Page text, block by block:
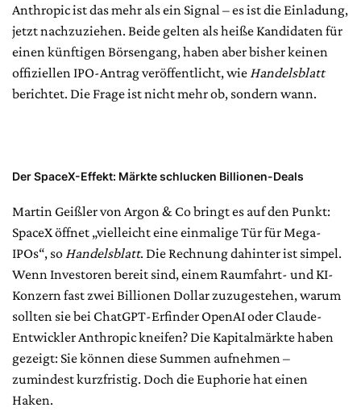
Anthropic ist das mehr als ein Signal – es ist die Einladung,
jetzt nachzuziehen. Beide gelten als heiße Kandidaten für
einen künftigen Börsengang, haben aber bisher keinen
offiziellen IPO-Antrag veröffentlicht, wie Handelsblatt
berichtet. Die Frage ist nicht mehr ob, sondern wann.
Der SpaceX-Effekt: Märkte schlucken Billionen-Deals
Martin Geißler von Argon & Co bringt es auf den Punkt:
SpaceX öffnet „vielleicht eine einmalige Tür für Mega-
IPOs“, so Handelsblatt. Die Rechnung dahinter ist simpel.
Wenn Investoren bereit sind, einem Raumfahrt- und KI-
Konzern fast zwei Billionen Dollar zuzugestehen, warum
sollten sie bei ChatGPT-Erfinder OpenAI oder Claude-
Entwickler Anthropic kneifen? Die Kapitalmärkte haben
gezeigt: Sie können diese Summen aufnehmen –
zumindest kurzfristig. Doch die Euphorie hat einen
Haken.